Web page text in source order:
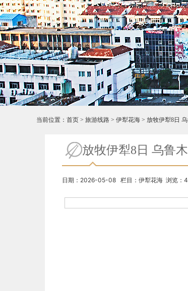
当前位置： 首页 > 旅游线路 > 伊犁花海 > 放牧伊犁8日
放牧伊犁8日 乌鲁
日期：2026-05-08 栏目：伊犁花海 浏览：